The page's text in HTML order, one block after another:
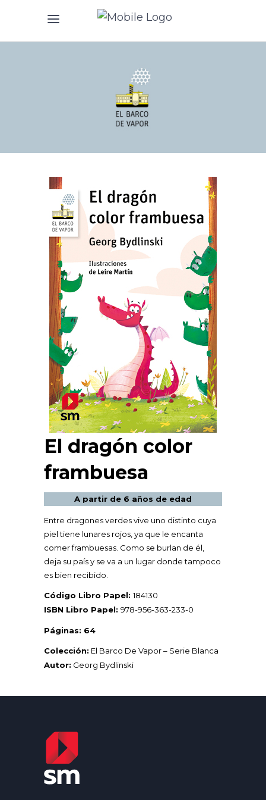
El dragón color
frambuesa
A partir de 6 años de edad
Entre dragones verdes vive uno distinto cuya
piel tiene lunares rojos, ya que le encanta
comer frambuesas. Como se burlan de él,
deja su país y se va a un lugar donde tampoco
es bien recibido.
Código Libro Papel:184130
ISBN Libro Papel: 978-956-363-233-0
Páginas: 64
Colección: El Barco De Vapor – Serie Blanca
Autor: Georg Bydlinski